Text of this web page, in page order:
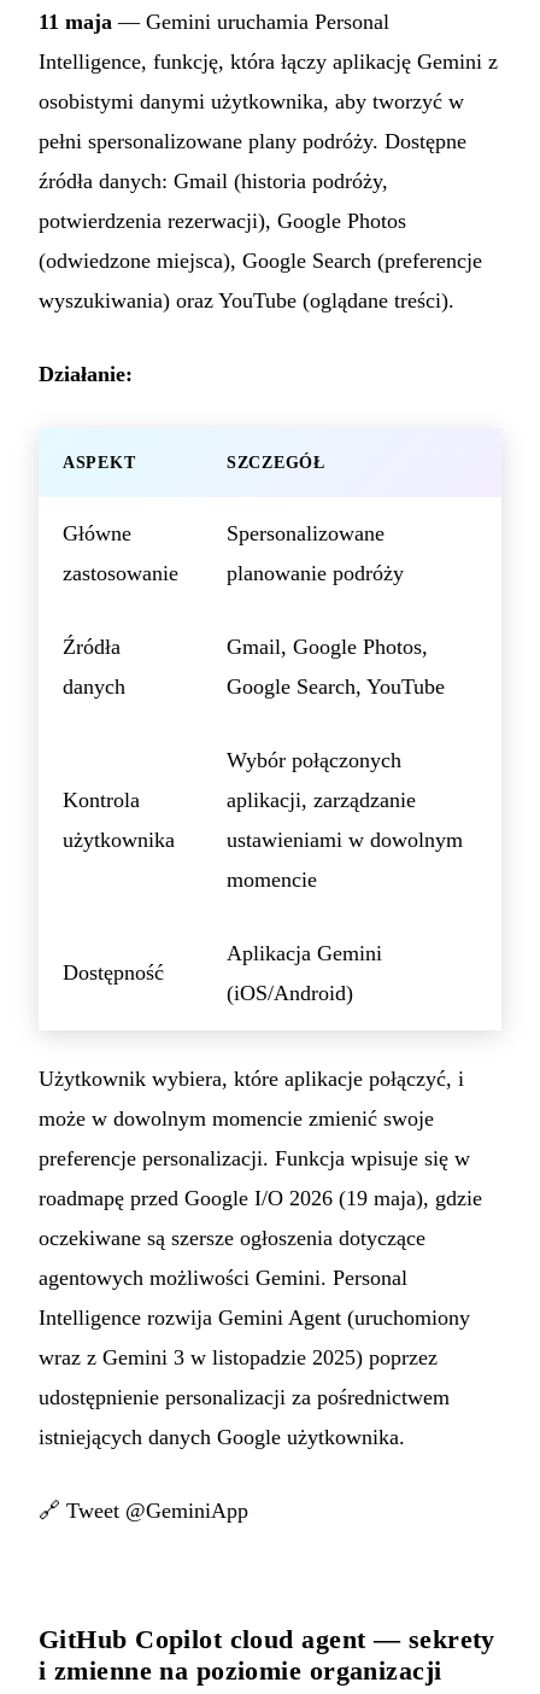
11 maja — Gemini uruchamia Personal
Intelligence, funkcję, która łączy aplikację Gemini z
osobistymi danymi użytkownika, aby tworzyć w
pełni spersonalizowane plany podróży. Dostępne
źródła danych: Gmail (historia podróży,
potwierdzenia rezerwacji), Google Photos
(odwiedzone miejsca), Google Search (preferencje
wyszukiwania) oraz YouTube (oglądane treści).
Działanie:
ASPEKT SZCZEGÓŁ
Główne
zastosowanie
Spersonalizowane
planowanie podróży
Źródła
danych
Gmail, Google Photos,
Google Search, YouTube
Kontrola
użytkownika
Wybór połączonych
aplikacji, zarządzanie
ustawieniami w dowolnym
momencie
Dostępność
Aplikacja Gemini
(iOS/Android)
Użytkownik wybiera, które aplikacje połączyć, i
może w dowolnym momencie zmienić swoje
preferencje personalizacji. Funkcja wpisuje się w
roadmapę przed Google I/O 2026 (19 maja), gdzie
oczekiwane są szersze ogłoszenia dotyczące
agentowych możliwości Gemini. Personal
Intelligence rozwija Gemini Agent (uruchomiony
wraz z Gemini 3 w listopadzie 2025) poprzez
udostępnienie personalizacji za pośrednictwem
istniejących danych Google użytkownika.
🔗 Tweet @GeminiApp
GitHub Copilot cloud agent — sekrety
i zmienne na poziomie organizacji